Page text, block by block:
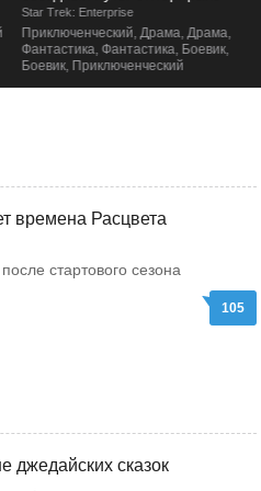
Star Trek: Enterprise
Приключенческий, Драма, Драма,
Фантастика, Фантастика, Боевик,
Боевик, Приключенческий
времена Расцвета
стартового сезона
105
джедайских сказок